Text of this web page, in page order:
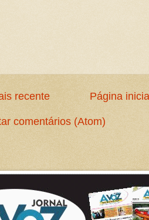
recente Página
comentários (Atom)